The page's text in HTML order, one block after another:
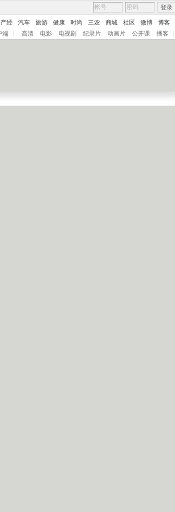
登录
产经 汽车 旅游 健康 时尚 三农 商城 社区 微博 博客
端 高清 电影 电视剧 纪录片 动画片 公开课 播客